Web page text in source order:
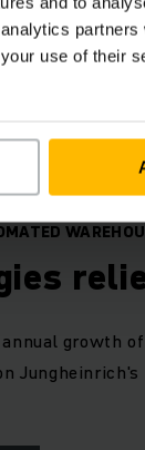
use of their
annual